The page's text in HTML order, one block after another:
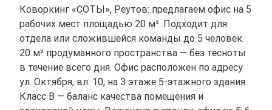
Коворкинг «СОТЫ», Реутов: предлагаем офис на 5
рабочих мест площадью 20 м². Подходит для
отдела или сложившейся команды до 5 человек.
20 м² продуманного пространства — без тесноты
в течение всего дня. Офис расположен по адресу
ул. Октября, вл. 10, на 3 этаже 5-этажного здания.
Класс B — баланс качества помещения и